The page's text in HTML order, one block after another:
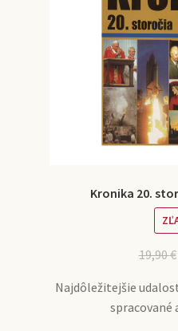
Kronika 20.
19,90€
Najdôležitejšie
spracované